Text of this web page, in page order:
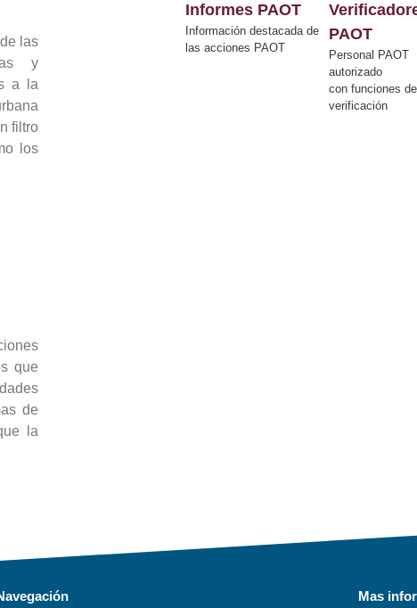
las
y
a la
filtro
los
que
de
la
Informes PAOT
Información destacada de
las acciones PAOT
PAOT
Personal PAOT
autorizado
con funciones de
verificación
Mas